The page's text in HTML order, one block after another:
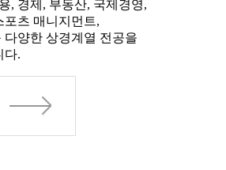
, 경제, 부동산, 국제경영,
포츠 매니지먼트,
다양한 상경계열 전공을
다.